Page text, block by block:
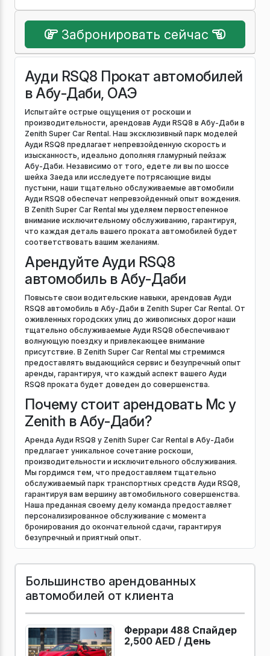
Забронировать сейчас
Ауди RSQ8 Прокат автомобилей
в Абу-Даби, ОАЭ
Испытайте острые ощущения от роскоши и
производительности, арендовав Ауди RSQ8 в Абу-Даби в
Zenith Super Car Rental. Наш эксклюзивный парк моделей
Ауди RSQ8 предлагает непревзойденную скорость и
изысканность, идеально дополняя гламурный пейзаж
Абу-Даби. Независимо от того, едете ли вы по шоссе
шейха Заеда или исследуете потрясающие виды
пустыни, наши тщательно обслуживаемые автомобили
Ауди RSQ8 обеспечат непревзойденный опыт вождения.
В Zenith Super Car Rental мы уделяем первостепенное
внимание исключительному обслуживанию, гарантируя,
что каждая деталь вашего проката автомобилей будет
соответствовать вашим желаниям.
Арендуйте Ауди RSQ8
автомобиль в Абу-Даби
Повысьте свои водительские навыки, арендовав Ауди
RSQ8 автомобиль в Абу-Даби в Zenith Super Car Rental. От
оживленных городских улиц до живописных дорог наши
тщательно обслуживаемые Ауди RSQ8 обеспечивают
волнующую поездку и привлекающее внимание
присутствие. В Zenith Super Car Rental мы стремимся
предоставлять выдающийся сервис и безупречный опыт
аренды, гарантируя, что каждый аспект вашего Ауди
RSQ8 проката будет доведен до совершенства.
Почему стоит арендовать Mc у
Zenith в Абу-Даби?
Аренда Ауди RSQ8 у Zenith Super Car Rental в Абу-Даби
предлагает уникальное сочетание роскоши,
производительности и исключительного обслуживания.
Мы гордимся тем, что предоставляем тщательно
обслуживаемый парк транспортных средств Ауди RSQ8,
гарантируя вам вершину автомобильного совершенства.
Наша преданная своему делу команда предоставляет
персонализированное обслуживание с момента
бронирования до окончательной сдачи, гарантируя
безупречный и приятный опыт.
Большинство арендованных
автомобилей от клиента
Феррари 488 Спайдер
2,500 AED / День